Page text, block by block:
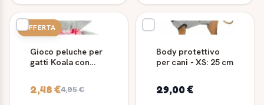
OFFERTA
Gioco peluche per
gatti Koala con
2,48 €4,95 €
Body protettivo
per cani - XS: 25 cm
29,00 €